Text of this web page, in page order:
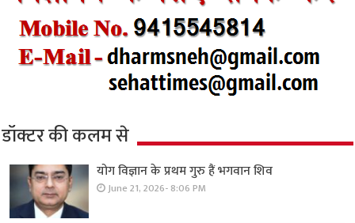
डॉक्टर की कलम से
योग विज्ञान के प्रथम गुरु हैं भगवान शिव
June 21, 2026- 8:06 PM